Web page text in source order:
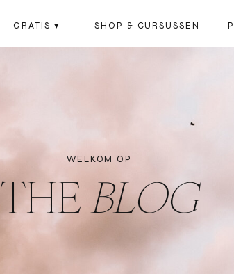
GRATIS ▾ SHOP & CURSUSSEN
THEBLOG
WELKOM OP